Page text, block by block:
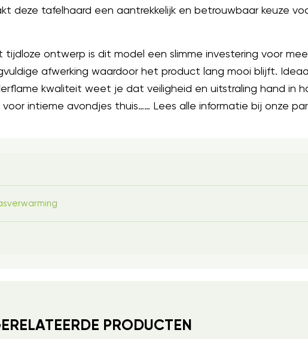
deze tafelhaard een aantrekkelijk en betrouwbaar keuze
ontwerp is dit model een slimme investering voor
afwerking waardoor het product lang mooi blijft.
kwaliteit weet je dat veiligheid en uitstraling hand in
intieme avondjes thuis…… Lees alle informatie bij onze
PRODUCTEN